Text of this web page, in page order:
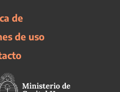
de
de uso